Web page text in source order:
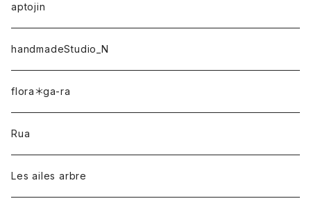
aptojin
handmadeStudio_N
flora＊ga-ra
Rua
Les ailes arbre